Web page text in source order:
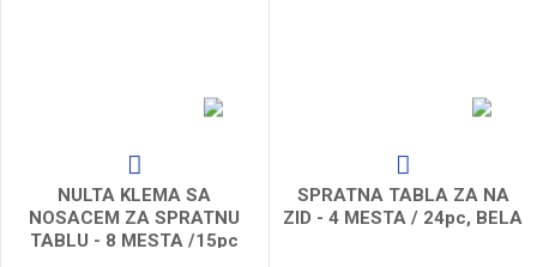
NULTA KLEMA SA
NOSACEM ZA SPRATNU
TABLU - 8 MESTA /15pc
SPRATNA TABLA ZA NA
ZID - 4 MESTA / 24pc, BELA